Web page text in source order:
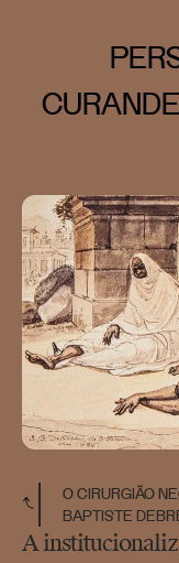
O CIRURGIÃO
BAPTISTE
A